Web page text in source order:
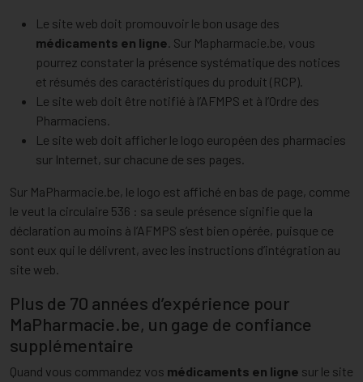
Le site web doit promouvoir le bon usage des
médicaments en ligne. Sur Mapharmacie.be, vous
pourrez constater la présence systématique des notices
et résumés des caractéristiques du produit (RCP).
Le site web doit être notifié à l’AFMPS et à l’Ordre des
Pharmaciens.
Le site web doit afficher le logo européen des pharmacies
sur Internet, sur chacune de ses pages.
Sur MaPharmacie.be, le logo est affiché en bas de page, comme
le veut la circulaire 536 : sa seule présence signifie que la
déclaration au moins à l’AFMPS s’est bien opérée, puisque ce
sont eux qui le délivrent, avec les instructions d’intégration au
site web.
Plus de 70 années d’expérience pour
MaPharmacie.be, un gage de confiance
supplémentaire
Quand vous commandez vos médicaments en ligne sur le site